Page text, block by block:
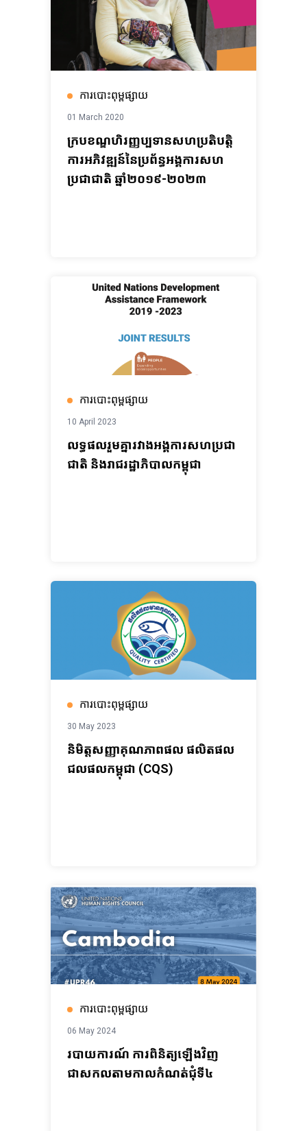
ការបោះពុម្ពផ្សាយ
01 March 2020
ក្រប​ខណ្ឌ​ហិរញ្ញប្បទាន​សហប្រតិបត្តិ
ការអភិវឌ្ឍន៍​នៃ​ប្រព័ន្ធ​អង្គការ​សហ
ប្រជាជាតិ ឆ្នាំ២០១៩-២០២៣
ការបោះពុម្ពផ្សាយ
10 April 2023
លទ្ធផលរួមគ្នារវាងអង្គការសហប្រជា
ជាតិ និងរាជរដ្ឋាភិបាលកម្ពុជា
ការបោះពុម្ពផ្សាយ
30 May 2023
និមិត្តសញ្ញាគុណភាពផល ផលិតផល
ជលផលកម្ពុជា (CQS)
ការបោះពុម្ពផ្សាយ
06 May 2024
របាយការណ៍ ការពិនិត្យឡើងវិញ
ជាសកលតាមកាលកំណត់ជុំទី៤